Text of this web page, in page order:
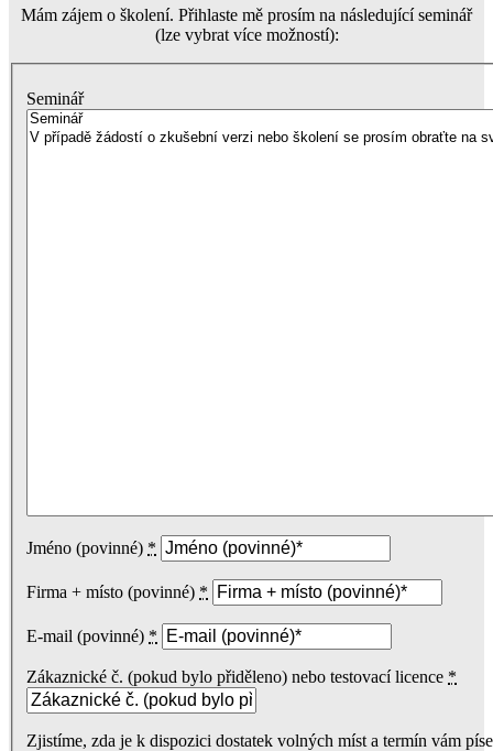
Mám zájem o školení. Přihlaste mě prosím na následující seminář
(lze vybrat více možností):
Seminář
Jméno (povinné) *
Firma + místo (povinné) *
E-mail (povinné) *
Zákaznické č. (pokud bylo přiděleno) nebo testovací licence *
Zjistíme, zda je k dispozici dostatek volných míst a termín vám